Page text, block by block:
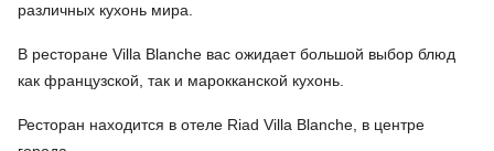
различных кухонь мира.
В ресторане Villa Blanche вас ожидает большой выбор блюд
как французской, так и марокканской кухонь.
Ресторан находится в отеле Riad Villa Blanche, в центре